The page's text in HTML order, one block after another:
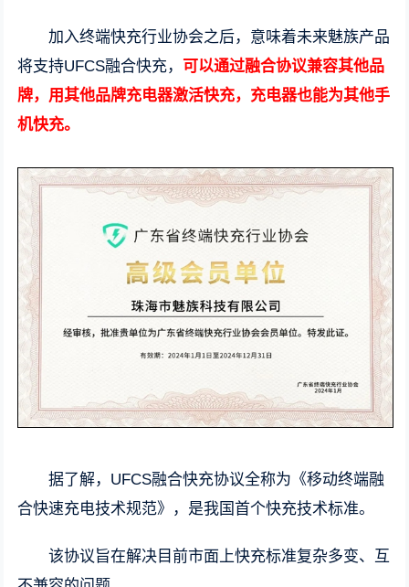
加入终端快充行业协会之后，意味着未来魅族产品
将支持UFCS融合快充， 可以通过融合协议兼容其他品
牌，用其他品牌充电器激活快充，充电器也能为其他手
机快充。
据了解，UFCS融合快充协议全称为《移动终端融
合快速充电技术规范》，是我国首个快充技术标准。
该协议旨在解决目前市面上快充标准复杂多变、互